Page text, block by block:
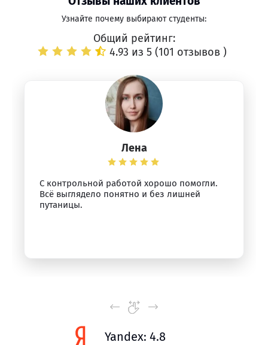
Узнайте почему выбирают студенты:
Общий рейтинг:
4.93 из 5 (101 отзывов )
Лена
С контрольной работой хорошо помогли.
Всё выглядело понятно и без лишней
путаницы.
Yandex: 4.8